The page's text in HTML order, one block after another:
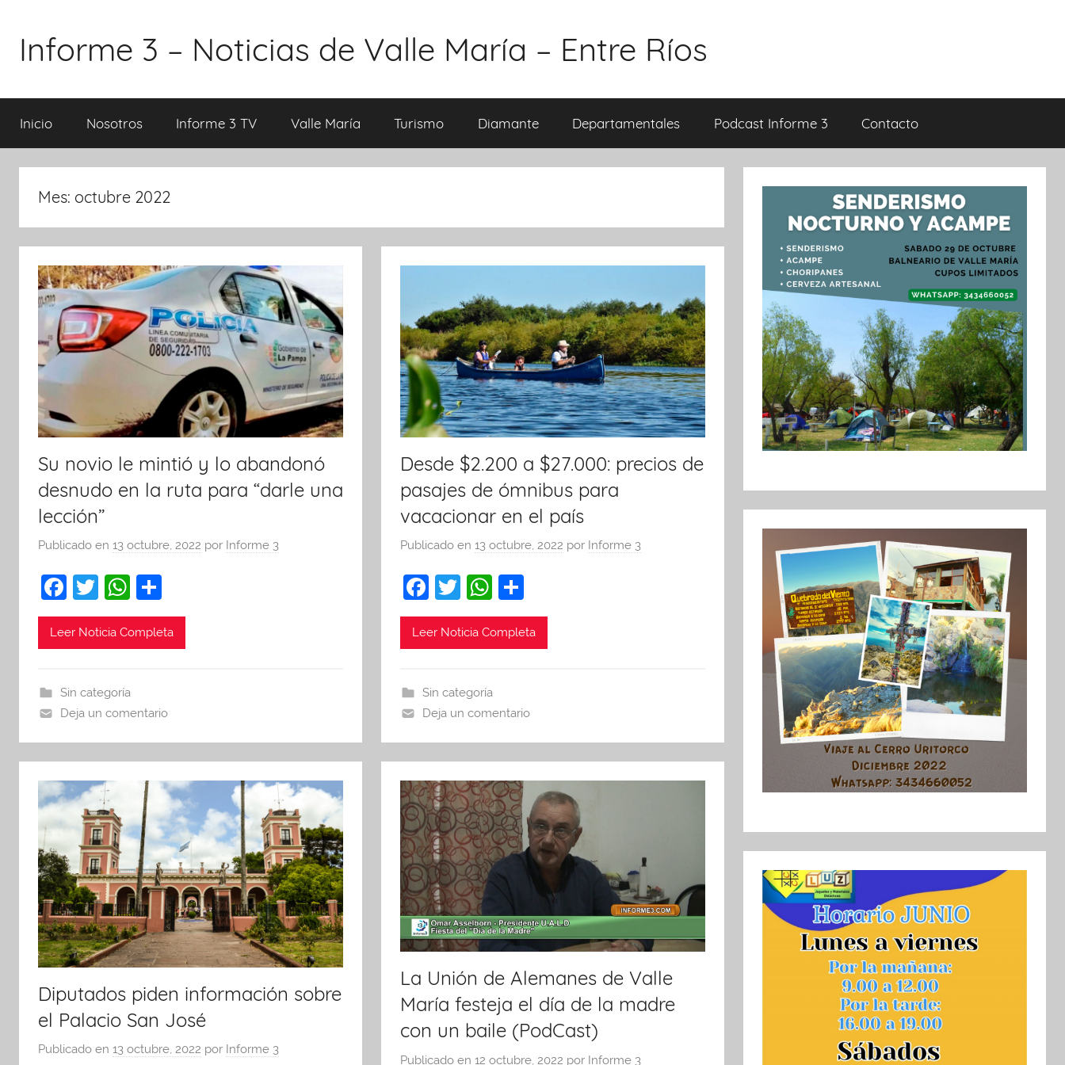
contenido
Informe 3 – Noticias de Valle María – Entre Ríos
Inicio Nosotros Informe 3 TV Valle María Turismo Diamante Departamentales Podcast Informe 3 Contacto
Mes: octubre 2022
Su novio le mintió y lo abandonó
desnudo en la ruta para “darle una
lección”
Publicado en 13 octubre, 2022 por Informe 3
F
a
c
b
o
o
k
T
w
itt
W
h
at
A
p
p
o
m
tir
Leer Noticia Completa
Sin categoría
Deja un comentario
Desde $2.200 a $27.000: precios de
pasajes de ómnibus para
vacacionar en el país
Publicado en13 octubre, 2022 por Informe 3
F
a
c
b
o
o
k
T
w
itt
W
h
at
A
p
p
o
m
tir
Leer Noticia Completa
Sin categoría
Deja un comentario
Diputados piden información sobre
el Palacio San José
Publicado en 13 octubre, 2022 por Informe 3
La Unión de Alemanes de Valle
María festeja el día de la madre
con un baile (PodCast)
Publicado en12 octubre, 2022 por Informe 3